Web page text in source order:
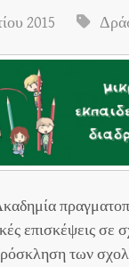
2015
επισκέψεις σε
των